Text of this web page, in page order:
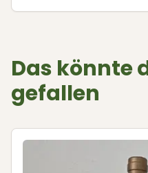
Das könnte
gefallen